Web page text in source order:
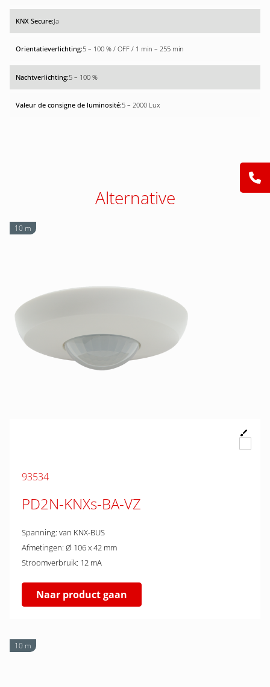
Ja
5 – 100 % / OFF / 1 min – 255 min
5 – 100 %
5 – 2000 Lux
Alternative
10 m
93534
PD2N-KNXs-BA-VZ
Spanning: van KNX-BUS
Afmetingen: Ø 106 x 42 mm
Stroomverbruik: 12 mA
Naar product gaan
10 m